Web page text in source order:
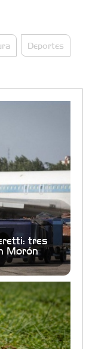
Deportes
tres
Morón